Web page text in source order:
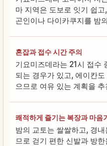
마 지역은 도보로 잇기 쉽
곤인이나 다이카쿠지를 밤
혼잡과 접수 시간 주의
기요미즈데라는 21시 접수
되는 경우가 있고, 에이칸
으므로 여유 있는 계획을 추
쾌적하게 즐기는 복장과 마음
밤의 교토는 쌀쌀하고, 경
므로 걷기 편한 신발과 방